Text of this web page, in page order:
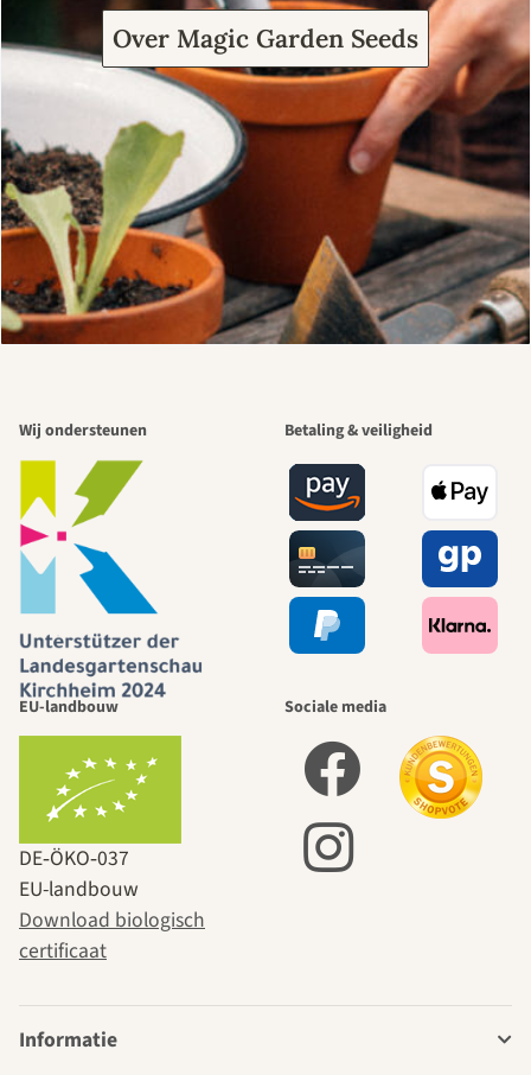
Over Magic Garden Seeds
Wij ondersteunen Betaling & veiligheid
EU-landbouw
DE‑ÖKO‑037
EU-landbouw
Download biologisch
certificaat
Sociale media
Informatie